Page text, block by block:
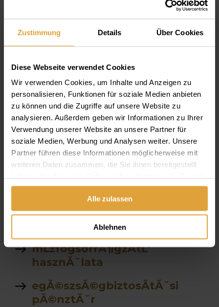
Zustimmung Details Über Cookies
Diese Webseite verwendet Cookies
Wir verwenden Cookies, um Inhalte und Anzeigen zu
personalisieren, Funktionen für soziale Medien anbieten
zu können und die Zugriffe auf unsere Website zu
analysieren. Außerdem geben wir Informationen zu Ihrer
Verwendung unserer Website an unsere Partner für
soziale Medien, Werbung und Analysen weiter. Unsere
Partner führen diese Informationen möglicherweise mit
weiteren Daten zusammen, die Sie ihnen bereitgestellt
haben oder die sie im Rahmen Ihrer Nutzung der Dienste
gesammelt haben.
Alle zulassen
Ablehnen
árlista
fogĂˇszati ct
Parodontológia
Van e altatasra lehetĹ‘sĂ©g
szĂˇjĂĽregben Ă©gĹ‘
Ă©rzĂ©s
fekete tea
allon
fogkĹ‘ eltĂˇvolitĂˇs Ăˇra
mĹ±fogsorrĂ¶gzĂ­tĹ‘
hasznĂˇlata
egĂ©szsĂ©gbiztosĂ­tĂˇsi
pĂ©nztĂˇr